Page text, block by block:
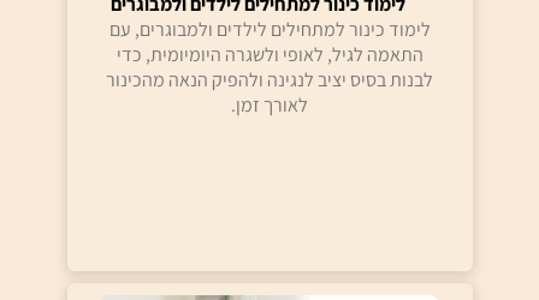
לימוד כינור למתחילים לילדים ולמבוגרים, עם
התאמה לגיל, לאופי ולשגרה היומיומית, כדי
לבנות בסיס יציב לנגינה ולהפיק הנאה מהכינור
לאורך זמן.